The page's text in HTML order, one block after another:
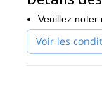
le Programme
Veuillez noter
Voir les